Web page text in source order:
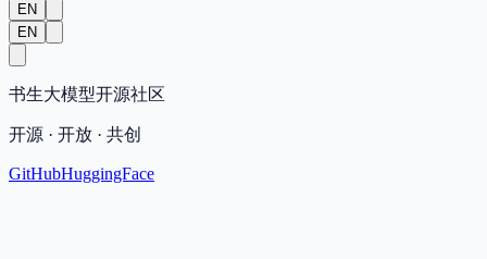
EN
EN
书生大模型开源社区
开源 · 开放 · 共创
GitHubHuggingFace